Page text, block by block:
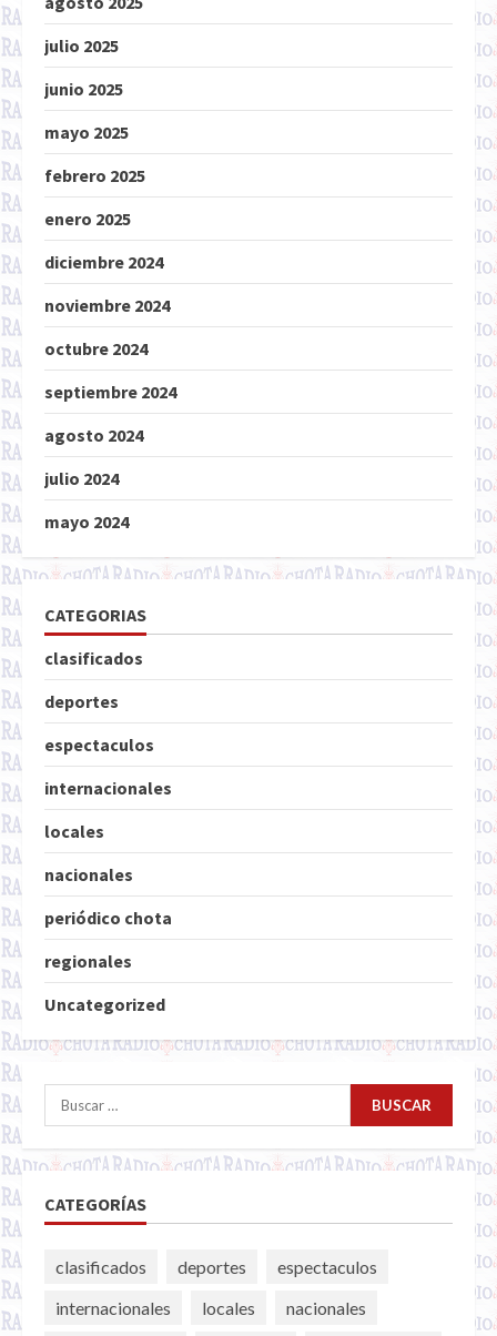
julio 2025
junio 2025
mayo 2025
febrero 2025
enero 2025
diciembre 2024
noviembre 2024
octubre 2024
septiembre 2024
agosto 2024
julio 2024
mayo 2024
CATEGORIAS
clasificados
deportes
espectaculos
internacionales
locales
nacionales
periódico chota
regionales
Uncategorized
Buscar:
CATEGORÍAS
clasificados deportes
espectaculos
internacionales
locales
nacionales